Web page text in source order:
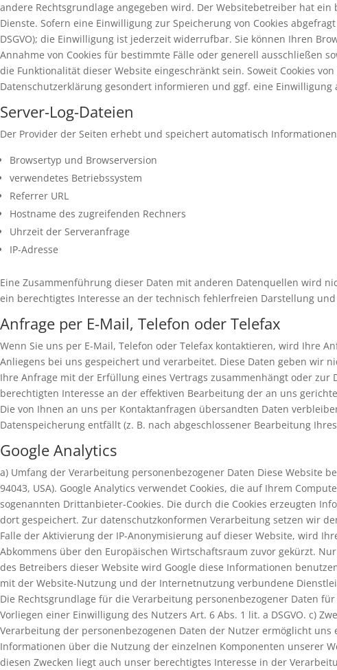
andere Rechtsgrundlage angegeben wird. Der Websitebetreiber hat
Dienste. Sofern eine Einwilligung zur Speicherung von Cookies
DSGVO); die Einwilligung ist jederzeit widerrufbar. Sie können Ihren
Annahme von Cookies für bestimmte Fälle oder generell ausschließen
die Funktionalität dieser Website eingeschränkt sein. Soweit Cookies
Datenschutzerklärung gesondert informieren und ggf. eine Einwilligung
Server-Log-Dateien
Der Provider der Seiten erhebt und speichert automatisch
Browsertyp und Browserversion
verwendetes Betriebssystem
Referrer URL
Hostname des zugreifenden Rechners
Uhrzeit der Serveranfrage
IP-Adresse
Eine Zusammenführung dieser Daten mit anderen Datenquellen wird
ein berechtigtes Interesse an der technisch fehlerfreien Darstellung
Anfrage per E-Mail, Telefon oder Telefax
Wenn Sie uns per E-Mail, Telefon oder Telefax kontaktieren, wird Ihre
Anliegens bei uns gespeichert und verarbeitet. Diese Daten geben wir
Ihre Anfrage mit der Erfüllung eines Vertrags zusammenhängt oder
berechtigten Interesse an der effektiven Bearbeitung der an uns
Die von Ihnen an uns per Kontaktanfragen übersandten Daten
Datenspeicherung entfällt (z. B. nach abgeschlossener Bearbeitung
Google Analytics
a) Umfang der Verarbeitung personenbezogener Daten Diese Website
94043, USA). Google Analytics verwendet Cookies, die auf Ihrem
sogenannten Drittanbieter-Cookies. Die durch die Cookies erzeugten
dort gespeichert. Zur datenschutzkonformen Verarbeitung setzen wir
Falle der Aktivierung der IP-Anonymisierung auf dieser Website, wird
Abkommens über den Europäischen Wirtschaftsraum zuvor gekürzt.
des Betreibers dieser Website wird Google diese Informationen
mit der Website-Nutzung und der Internetnutzung verbundene
Die Rechtsgrundlage für die Verarbeitung personenbezogener Daten
Vorliegen einer Einwilligung des Nutzers Art. 6 Abs. 1 lit. a DSGVO. c)
Verarbeitung der personenbezogenen Daten der Nutzer ermöglicht
Informationen über die Nutzung der einzelnen Komponenten unserer
diesen Zwecken liegt auch unser berechtigtes Interesse in der